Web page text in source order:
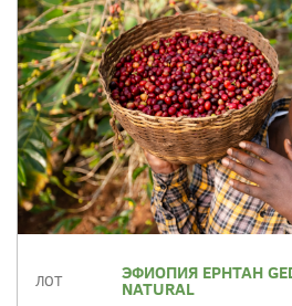
ЛОТ ЭФИОПИЯ EPHTAH
NATURAL